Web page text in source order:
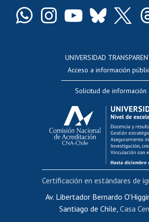
Docentes
Evaluación docente
Calificación académica
Postulación al AUCAI
Funcionarias/os
Cursos internos de
Bienestar del personal
Portal de movilidad
Certificado de renta
Certificado de renta
UNIVERSIDAD
Acceso a información
Solicitud de información
Av. Libertador Bernardo
Santiago de Chile, Casa
Certificación en estándares de